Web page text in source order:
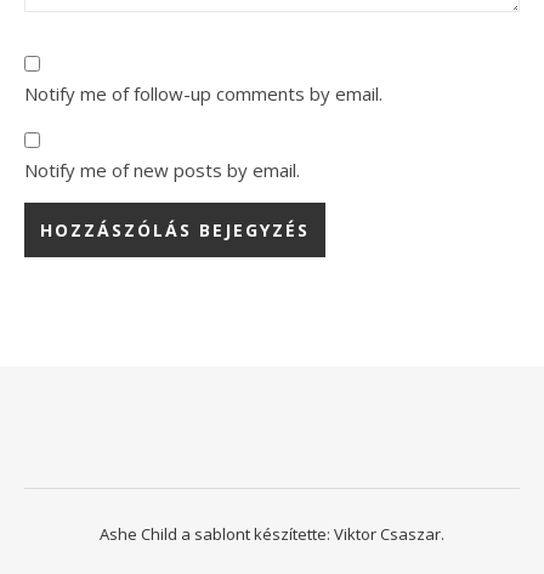
Notify me of follow-up comments by email.
Notify me of new posts by email.
Ashe Child a sablont készítette: Viktor Csaszar.